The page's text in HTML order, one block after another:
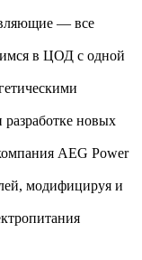
— все
в ЦОД с одной
новых
AEG Power
модифицируя и